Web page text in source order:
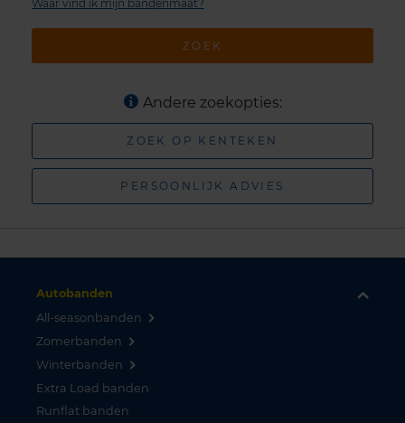
ZOEK
Waar vind ik mijn bandenmaat?
Andere zoekopties:
ZOEK OP KENTEKEN
PERSOONLIJK ADVIES
Autobanden
All-seasonbanden
Zomerbanden
Winterbanden
Extra Load banden
Runflat banden